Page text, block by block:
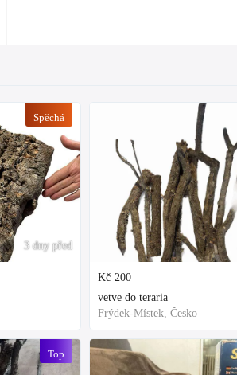
3 dny před
Spěchá
Top
Kč 200
vetve do teraria
Frýdek-Místek, Česko